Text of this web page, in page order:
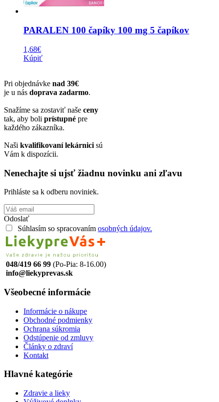
PARALEN 100 čapíky 100 mg 5 čapíkov
1,68€
Kúpiť
Pri objednávke nad 39€
je u nás doprava zadarmo.
Snažíme sa zostaviť naše ceny
tak, aby boli prístupné pre
každého zákazníka.
Naši kvalifikovaní lekárnici sú
Vám k dispozícii.
Nenechajte si ujsť žiadnu novinku ani zľavu
Prihláste sa k odberu noviniek.
Odoslať
Súhlasím so spracovaním osobných údajov.
048/419 66 99 (Po-Pia: 8-16.00)
info@liekyprevas.sk
Všeobecné informácie
Informácie o nákupe
Obchodné podmienky
Ochrana súkromia
Odstúpenie od zmluvy
Články o zdraví
Kontakt
Hlavné kategórie
Zdravie a lieky